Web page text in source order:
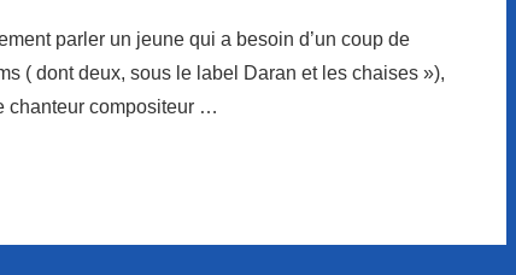
parler un jeune qui a besoin d’un coup de
( dont deux, sous le label Daran et les chaises »),
chanteur compositeur …